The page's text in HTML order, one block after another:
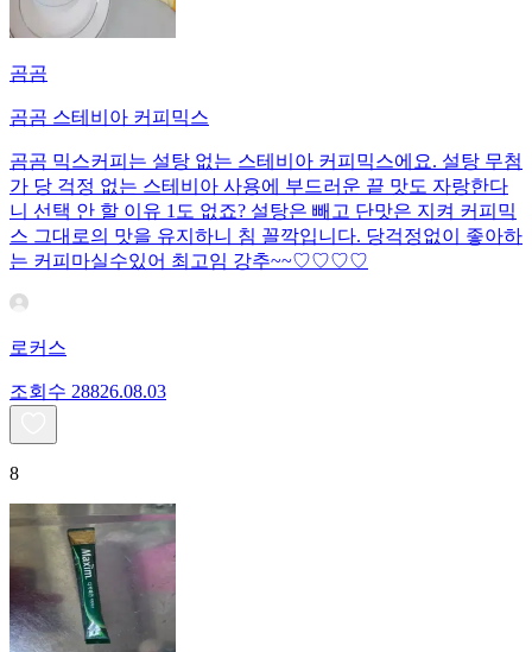
곰곰
곰곰 스테비아 커피믹스
곰곰 믹스커피는 설탕 없는 스테비아 커피믹스에요. 설탕 무첨
가 당 걱정 없는 스테비아 사용에 부드러운 끝 맛도 자랑한다
니 선택 안 할 이유 1도 없죠? 설탕은 빼고 단맛은 지켜 커피믹
스 그대로의 맛을 유지하니 침 꼴깍입니다. 당걱정없이 좋아하
는 커피마실수있어 최고임 강추~~♡♡♡♡
로커스
조회수 28826.08.03
8